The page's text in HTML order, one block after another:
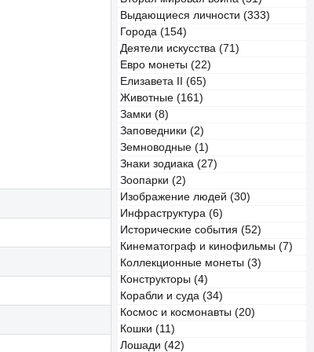
Выдающиеся личности (333)
Города (154)
Деятели искусства (71)
Евро монеты (22)
Елизавета II (65)
Животные (161)
Замки (8)
Заповедники (2)
Земноводные (1)
Знаки зодиака (27)
Зоопарки (2)
Изображение людей (30)
Инфраструктура (6)
Исторические события (52)
Кинематограф и кинофильмы (7)
Коллекционные монеты (3)
Конструкторы (4)
Корабли и суда (34)
Космос и космонавты (20)
Кошки (11)
Лошади (42)